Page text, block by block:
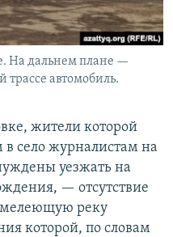
На дальнем плане —
автомобиль.
жители которой
село журналистам на
уезжать на
— отсутствие
мелеющую реку
которой, по словам